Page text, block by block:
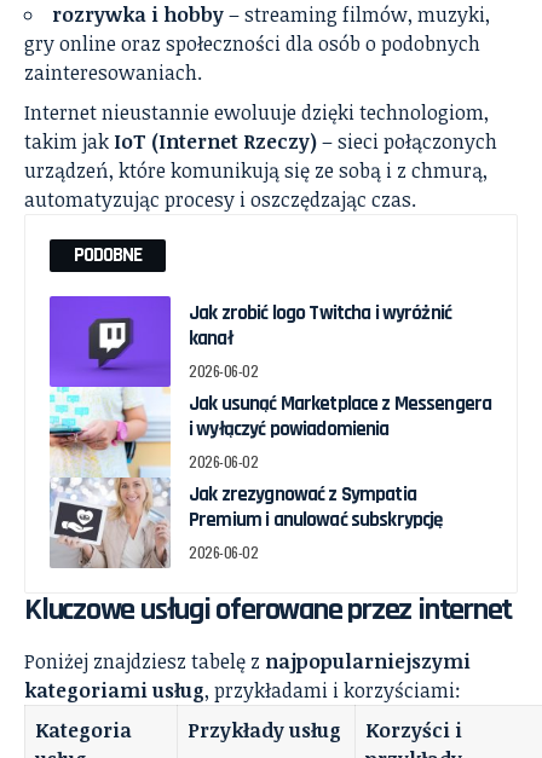
rozrywka i hobby– streaming filmów, muzyki,
gry online oraz społeczności dla osób o podobnych
zainteresowaniach.
Internet nieustannie ewoluuje dzięki technologiom,
takim jak IoT (Internet Rzeczy)– sieci połączonych
urządzeń, które komunikują się ze sobą i z chmurą,
automatyzując procesy i oszczędzając czas.
PODOBNE
Jak zrobić logo Twitcha i wyróżnić
kanał
2026-06-02
Jak usunąć Marketplace z Messengera
i wyłączyć powiadomienia
2026-06-02
Jak zrezygnować z Sympatia
Premium i anulować subskrypcję
2026-06-02
Kluczowe usługi oferowane przez internet
Poniżej znajdziesz tabelę z najpopularniejszymi
kategoriami usług, przykładami i korzyściami:
Kategoria
Przykłady usług
Korzyści i